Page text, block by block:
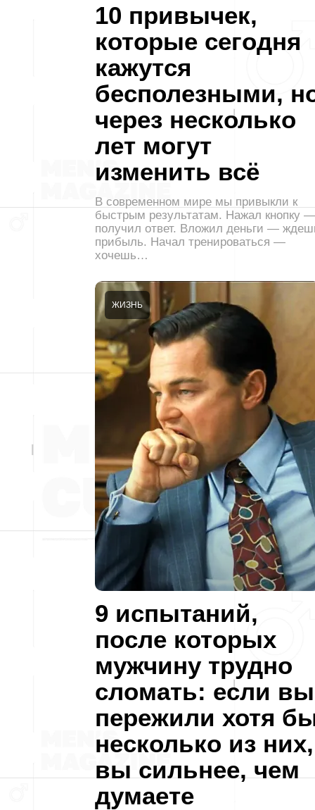
10 привычек,
которые сегодня
кажутся
бесполезными,
через несколько
лет могут
изменить всё
В современном мире мы привыкли к
быстрым результатам. Нажал кнопку —
получил ответ. Вложил деньги —
прибыль. Начал тренироваться —
хочешь…
9 испытаний,
после которых
мужчину трудно
сломать: если вы
пережили хотя
несколько из них,
вы сильнее, чем
думаете
ЖИЗНЬ